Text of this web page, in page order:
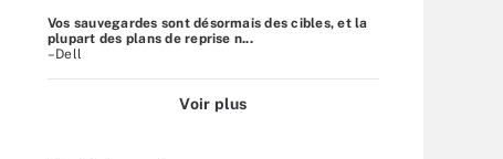
Vos sauvegardes sont désormais des cibles, et la
plupart des plans de reprise n...
–Dell
Voir plus